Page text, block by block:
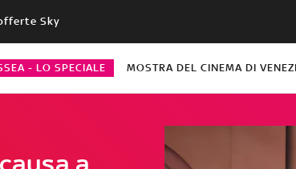
Sky
- LO SPECIALE MOSTRA DEL CINEMA DI
a